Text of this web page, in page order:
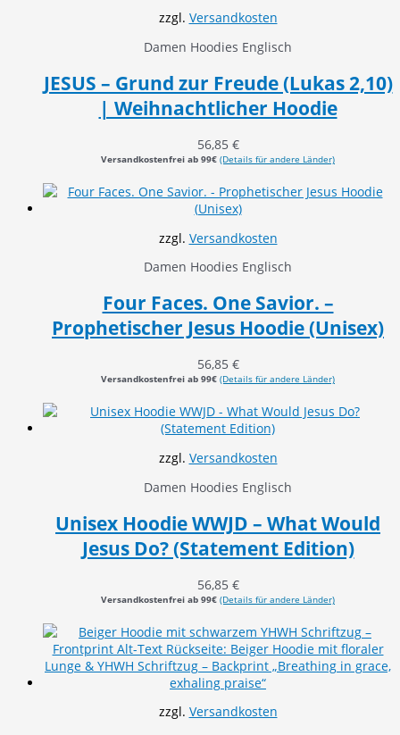
zzgl. Versandkosten
Damen Hoodies Englisch
JESUS – Grund zur Freude (Lukas 2,10)
| Weihnachtlicher Hoodie
56,85 €
Versandkostenfrei ab 99€ (Details für andere Länder)
zzgl. Versandkosten
Damen Hoodies Englisch
Four Faces. One Savior. –
Prophetischer Jesus Hoodie (Unisex)
56,85 €
Versandkostenfrei ab 99€ (Details für andere Länder)
zzgl. Versandkosten
Damen Hoodies Englisch
Unisex Hoodie WWJD – What Would
Jesus Do? (Statement Edition)
56,85 €
Versandkostenfrei ab 99€ (Details für andere Länder)
zzgl. Versandkosten